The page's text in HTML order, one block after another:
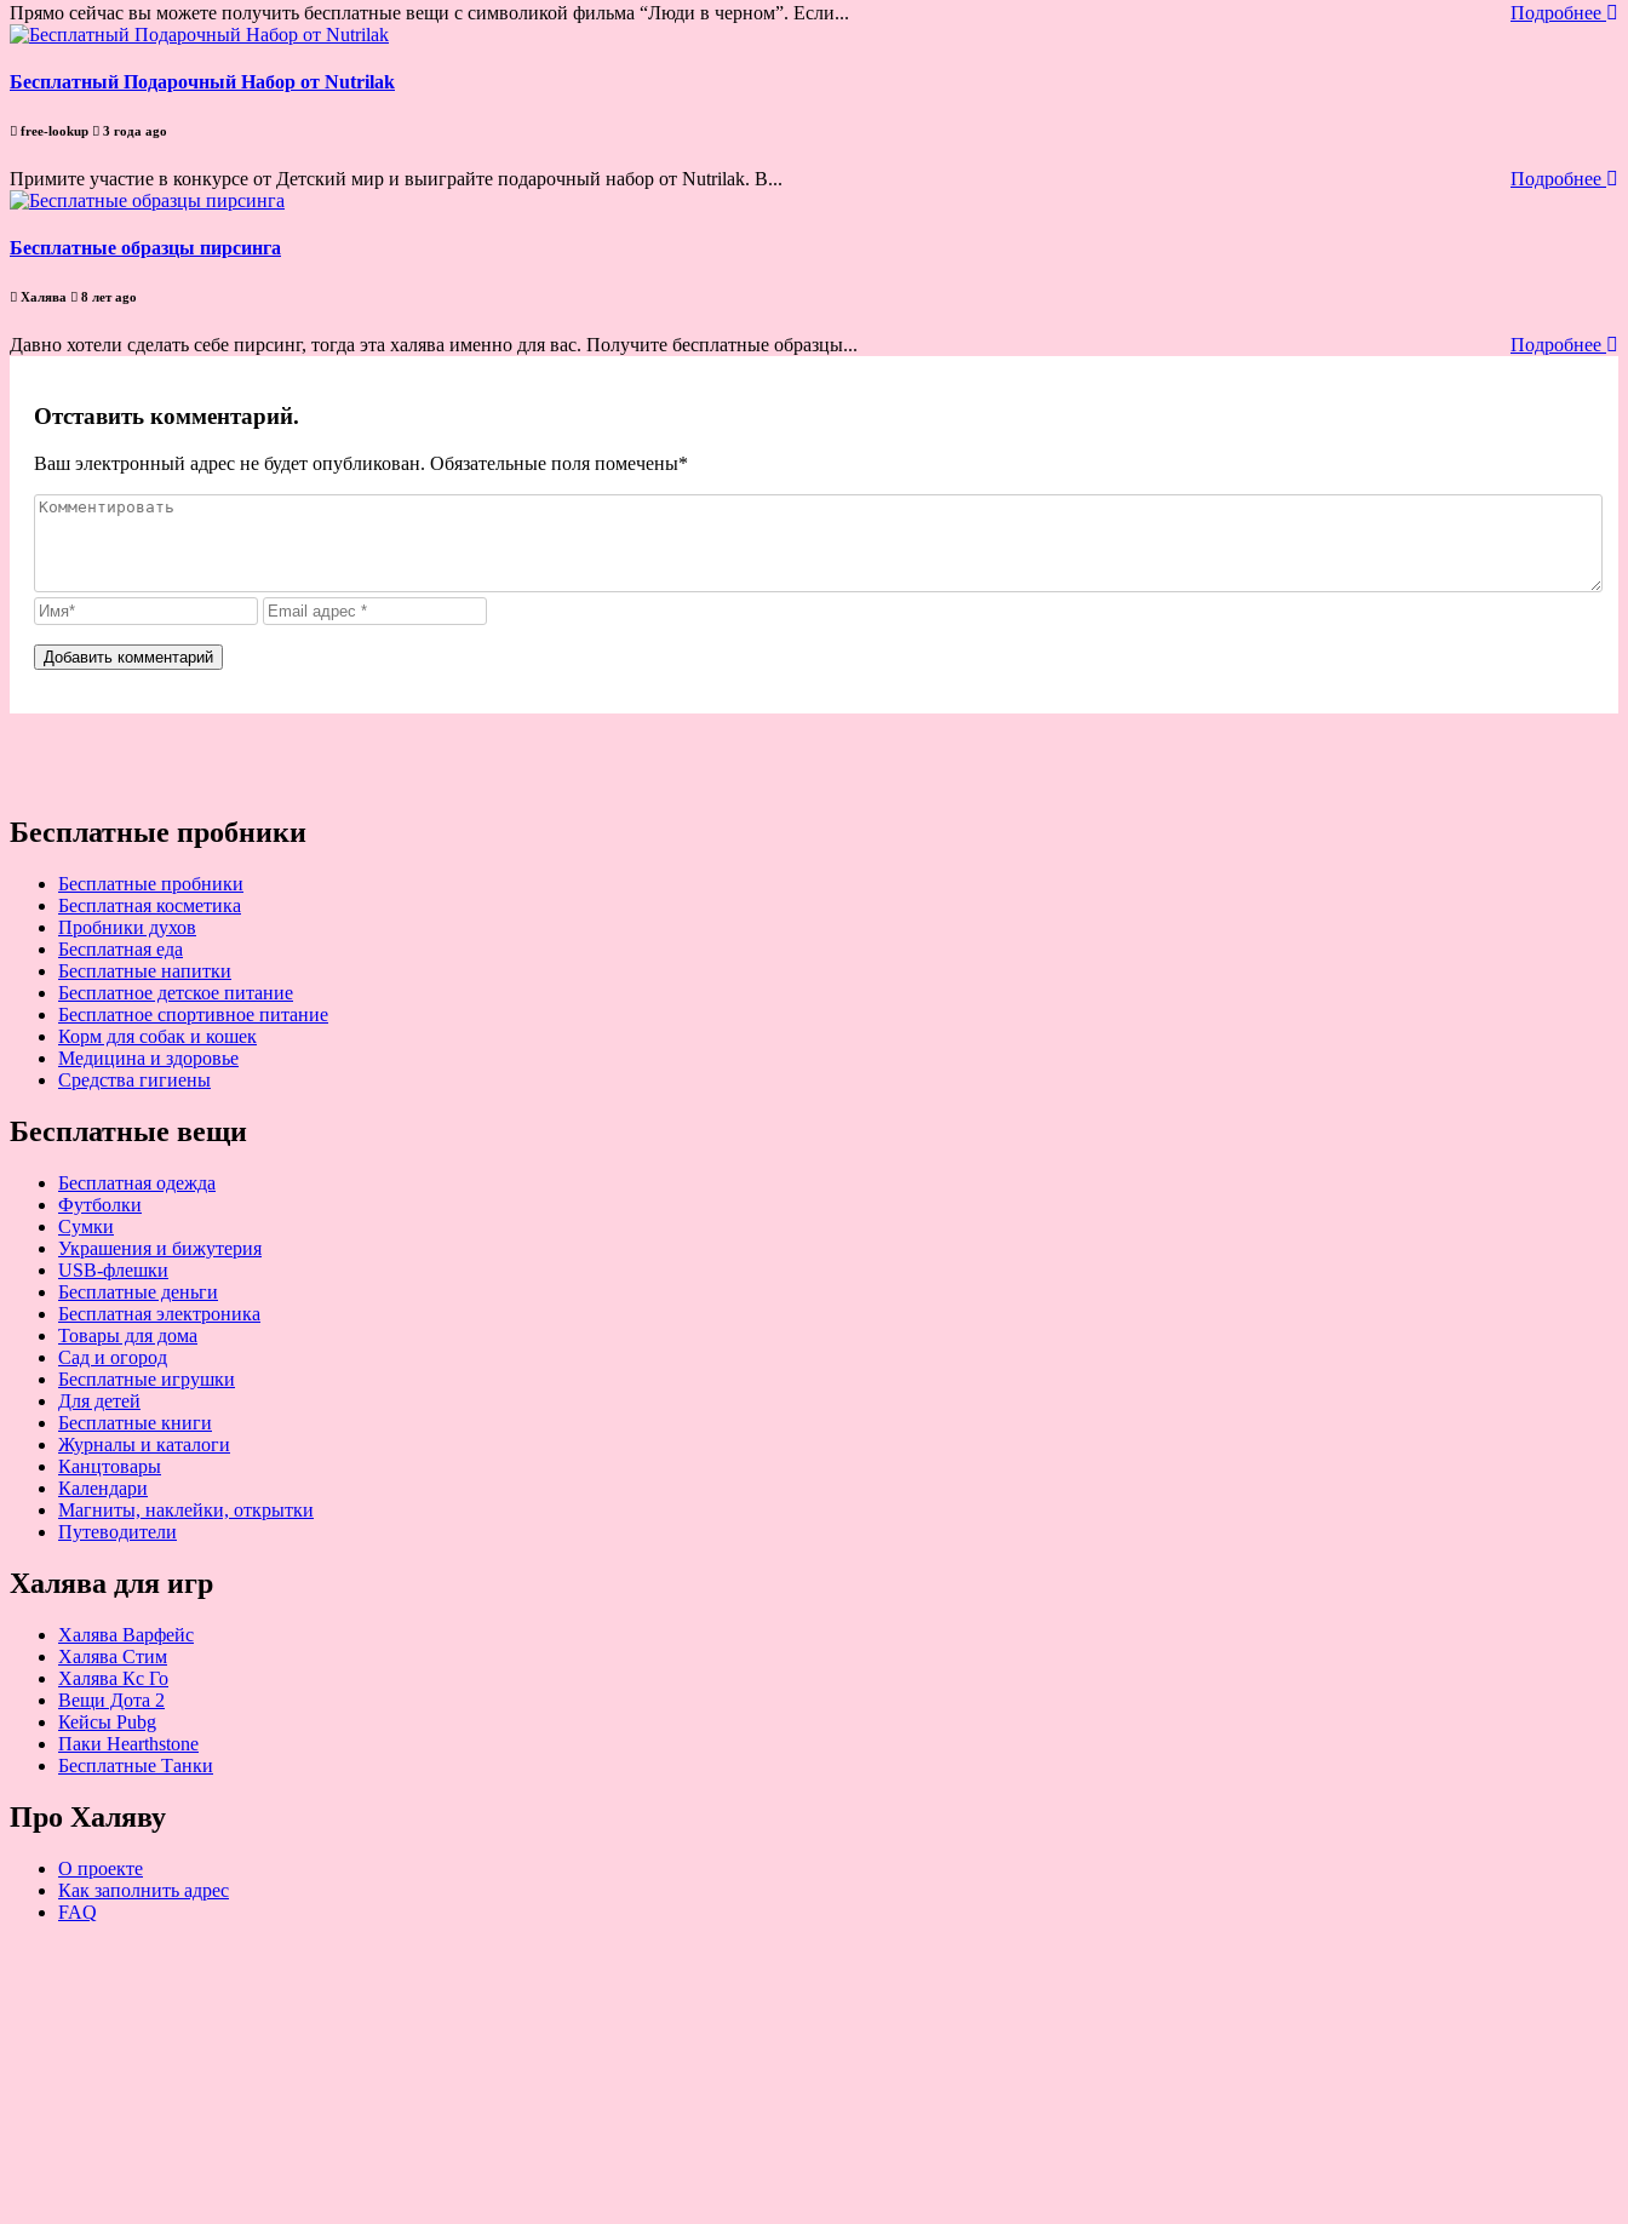
Прямо сейчас вы можете получить бесплатные вещи с символикой фильма “Люди в черном”. Если... Подробнее
Бесплатный Подарочный Набор от Nutrilak
free-lookup 3 года ago
Примите участие в конкурсе от Детский мир и выиграйте подарочный набор от Nutrilak. В... Подробнее
Бесплатные образцы пирсинга
Халява 8 лет ago
Давно хотели сделать себе пирсинг, тогда эта халява именно для вас. Получите бесплатные образцы... Подробнее
Отставить комментарий.
Ваш электронный адрес не будет опубликован. Обязательные поля помечены*
Бесплатные пробники
Бесплатные пробники
Бесплатная косметика
Пробники духов
Бесплатная еда
Бесплатные напитки
Бесплатное детское питание
Бесплатное спортивное питание
Корм для собак и кошек
Медицина и здоровье
Средства гигиены
Бесплатные вещи
Бесплатная одежда
Футболки
Сумки
Украшения и бижутерия
USB-флешки
Бесплатные деньги
Бесплатная электроника
Товары для дома
Сад и огород
Бесплатные игрушки
Для детей
Бесплатные книги
Журналы и каталоги
Канцтовары
Календари
Магниты, наклейки, открытки
Путеводители
Халява для игр
Халява Варфейс
Халява Стим
Халява Кс Го
Вещи Дота 2
Кейсы Pubg
Паки Hearthstone
Бесплатные Танки
Про Халяву
О проекте
Как заполнить адрес
FAQ